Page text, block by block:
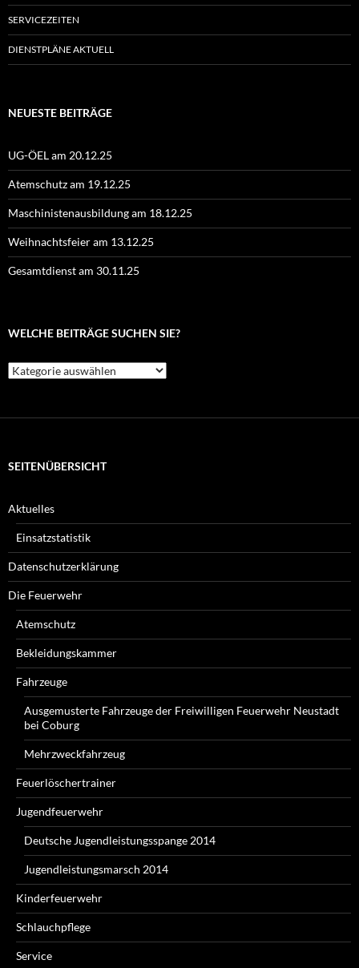
SERVICEZEITEN
DIENSTPLÄNE AKTUELL
NEUESTE BEITRÄGE
UG-ÖEL am 20.12.25
Atemschutz am 19.12.25
Maschinistenausbildung am 18.12.25
Weihnachtsfeier am 13.12.25
Gesamtdienst am 30.11.25
WELCHE BEITRÄGE SUCHEN SIE?
Welche
Beiträge
SEITENÜBERSICHT
Aktuelles
Einsatzstatistik
Datenschutzerklärung
Die Feuerwehr
Atemschutz
Bekleidungskammer
Fahrzeuge
Ausgemusterte Fahrzeuge der Freiwilligen Feuerwehr Neustadt
bei Coburg
Mehrzweckfahrzeug
Feuerlöschertrainer
Jugendfeuerwehr
Deutsche Jugendleistungsspange 2014
Jugendleistungsmarsch 2014
Kinderfeuerwehr
Schlauchpflege
Service